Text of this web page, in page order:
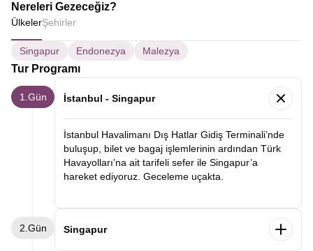
Nereleri Gezeceğiz?
ÜlkelerŞehirler
Singapur Endonezya Malezya
Tur Programı
1.Gün İstanbul - Singapur
İstanbul Havalimanı Dış Hatlar Gidiş Terminali’nde
buluşup, bilet ve bagaj işlemlerinin ardından Türk
Havayolları’na ait tarifeli sefer ile Singapur’a
hareket ediyoruz. Geceleme uçakta.
2.Gün Singapur